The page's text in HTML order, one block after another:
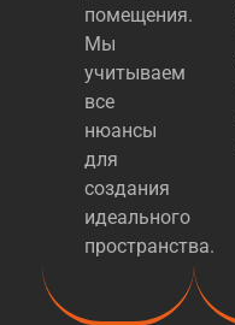
помещения.
Мы
учитываем
все
нюансы
для
создания
идеального
пространства.